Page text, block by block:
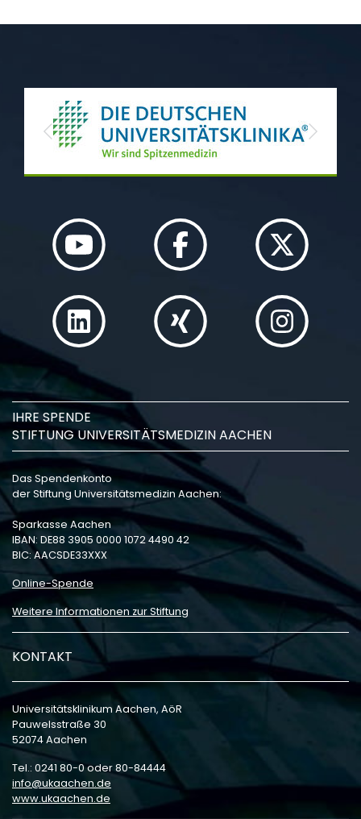
Previous Next
IHRE SPENDE
STIFTUNG UNIVERSITÄTSMEDIZIN AACHEN
Das Spendenkonto
der Stiftung Universitätsmedizin Aachen:
Sparkasse Aachen
IBAN: DE88 3905 0000 1072 4490 42
BIC: AACSDE33XXX
Online-Spende
Weitere Informationen zur Stiftung
KONTAKT
Universitätsklinikum Aachen, AöR
Pauwelsstraße 30
52074 Aachen
Tel.: 0241 80-0 oder 80-84444
info
ukaachen de
www.ukaachen.de